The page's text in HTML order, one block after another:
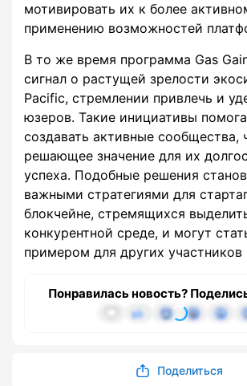
мотивировать их к более
применению возможностей
В то же время программа Gas
сигнал о растущей зрелости
Pacific, стремлении привлечь и
юзеров. Такие инициативы
создавать активные сообщества,
решающее значение для их
успеха. Подобные решения
важными стратегиями для
блокчейне, стремящихся
конкурентной среде, и могут
примером для других участников
Понравилась новость?
Поделиться